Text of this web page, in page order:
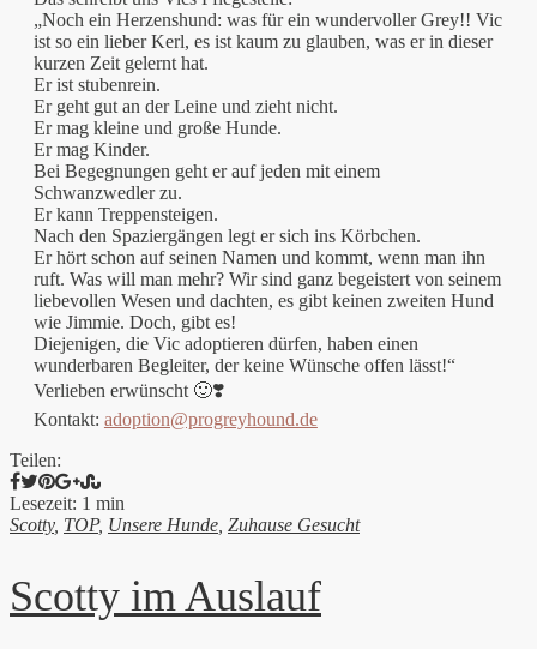
„Noch ein Herzenshund: was für ein wundervoller Grey!! Vic
ist so ein lieber Kerl, es ist kaum zu glauben, was er in dieser
kurzen Zeit gelernt hat.
Er ist stubenrein.
Er geht gut an der Leine und zieht nicht.
Er mag kleine und große Hunde.
Er mag Kinder.
Bei Begegnungen geht er auf jeden mit einem
Schwanzwedler zu.
Er kann Treppensteigen.
Nach den Spaziergängen legt er sich ins Körbchen.
Er hört schon auf seinen Namen und kommt, wenn man ihn
ruft. Was will man mehr? Wir sind ganz begeistert von seinem
liebevollen Wesen und dachten, es gibt keinen zweiten Hund
wie Jimmie. Doch, gibt es!
Diejenigen, die Vic adoptieren dürfen, haben einen
wunderbaren Begleiter, der keine Wünsche offen lässt!“
Verlieben erwünscht 🙂❣️
Kontakt: adoption@progreyhound.de
Teilen:
Lesezeit: 1 min
Scotty, TOP, Unsere Hunde Zuhause Gesucht
Scotty im Auslauf